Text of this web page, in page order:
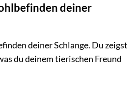
deiner
deiner Schlange. Du zeigst
du deinem tierischen Freund